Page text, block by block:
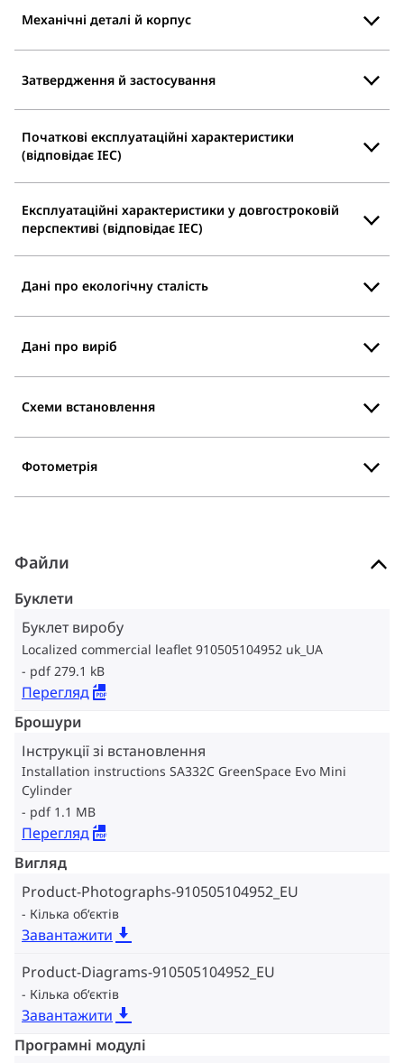
Механічні деталі й корпус
Затвердження й застосування
Початкові експлуатаційні характеристики
(відповідає IEC)
Експлуатаційні характеристики у довгостроковій
перспективі (відповідає IEC)
Дані про екологічну сталість
Дані про виріб
Схеми встановлення
Фотометрія
Файли
Буклети
Буклет виробу
Localized commercial leaflet 910505104952 uk_UA
pdf 279.1 kB
Перегляд
Брошури
Інструкції зі встановлення
Installation instructions SA332C GreenSpace Evo Mini
Cylinder
pdf 1.1 MB
Перегляд
Вигляд
Product-Photographs-910505104952_EU
Кілька об‘єктів
Завантажити
Product-Diagrams-910505104952_EU
Кілька об‘єктів
Завантажити
Програмні модулі